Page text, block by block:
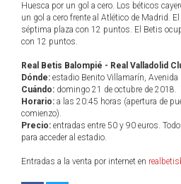
Huesca por un gol a cero. Los béticos
un gol a cero frente al Atlético de Madrid.
séptima plaza con 12 puntos. El Betis
con 12 puntos.
Real Betis Balompié - Real Valladolid
Dónde: estadio Benito Villamarín, Avenida
Cuándo: domingo 21 de octubre de 2018.
Horario: a las 20:45 horas (apertura de
comienzo).
Precio: entradas entre 50 y 90 euros.
para acceder al estadio.
Entradas a la venta por internet en